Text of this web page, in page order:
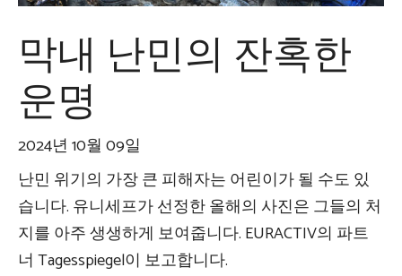
막내 난민의 잔혹한
운명
2024년 10월 09일
난민 위기의 가장 큰 피해자는 어린이가 될 수도 있
습니다. 유니세프가 선정한 올해의 사진은 그들의 처
지를 아주 생생하게 보여줍니다. EURACTIV의 파트
너 Tagesspiegel이 보고합니다.